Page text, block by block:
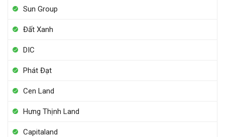
Sun Group
Đất Xanh
DIC
Phát Đạt
Cen Land
Hưng Thịnh Land
Capitaland